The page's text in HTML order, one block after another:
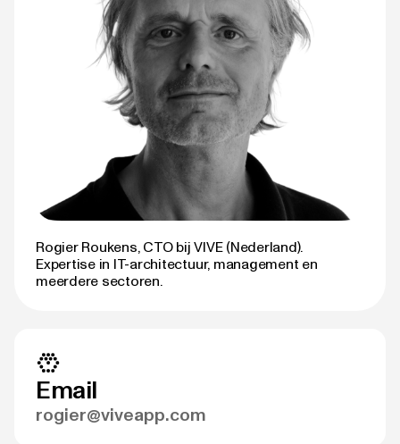
Rogier Roukens, CTO bij VIVE (Nederland).
Expertise in IT-architectuur, management en
meerdere sectoren.
Email
rogier@viveapp.com